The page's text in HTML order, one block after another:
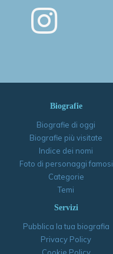
Biografie
Biografie di oggi
Biografie più visitate
Indice dei nomi
Foto di personaggi famosi
Categorie
Temi
Servizi
Pubblica la tua biografia
Privacy Policy
Cookie Policy